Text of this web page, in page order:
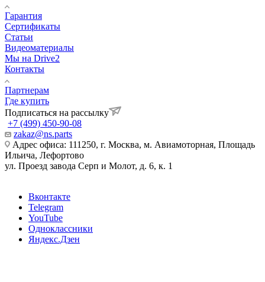
Гарантия
Сертификаты
Статьи
Видеоматериалы
Мы на Drive2
Контакты
Партнерам
Где купить
Подписаться на рассылку
+7 (499) 450-90-08
zakaz@ns.parts
Адрес офиса: 111250, г. Москва, м. Авиамоторная, Площадь
Ильича, Лефортово
ул. Проезд завода Серп и Молот, д. 6, к. 1
Вконтакте
Telegram
YouTube
Одноклассники
Яндекс.Дзен